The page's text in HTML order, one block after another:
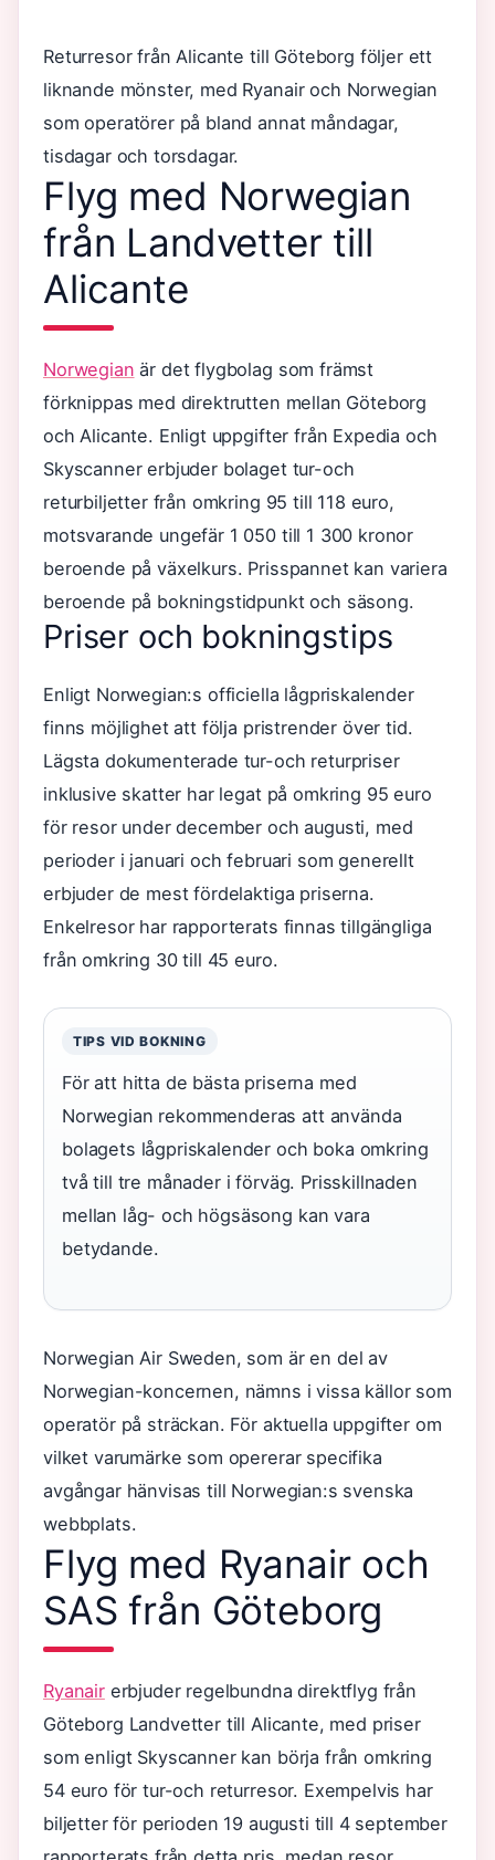
Returresor från Alicante till Göteborg följer ett
liknande mönster, med Ryanair och Norwegian
som operatörer på bland annat måndagar,
tisdagar och torsdagar.
Flyg med Norwegian
från Landvetter till
Alicante
Norwegian är det flygbolag som främst
förknippas med direktrutten mellan Göteborg
och Alicante. Enligt uppgifter från Expedia och
Skyscanner erbjuder bolaget tur-och
returbiljetter från omkring 95 till 118 euro,
motsvarande ungefär 1 050 till 1 300 kronor
beroende på växelkurs. Prisspannet kan variera
beroende på bokningstidpunkt och säsong.
Priser och bokningstips
Enligt Norwegian:s officiella lågpriskalender
finns möjlighet att följa pristrender över tid.
Lägsta dokumenterade tur-och returpriser
inklusive skatter har legat på omkring 95 euro
för resor under december och augusti, med
perioder i januari och februari som generellt
erbjuder de mest fördelaktiga priserna.
Enkelresor har rapporterats finnas tillgängliga
från omkring 30 till 45 euro.
TIPS VID BOKNING
För att hitta de bästa priserna med
Norwegian rekommenderas att använda
bolagets lågpriskalender och boka omkring
två till tre månader i förväg. Prisskillnaden
mellan låg- och högsäsong kan vara
betydande.
Norwegian Air Sweden, som är en del av
Norwegian-koncernen, nämns i vissa källor som
operatör på sträckan. För aktuella uppgifter om
vilket varumärke som opererar specifika
avgångar hänvisas till Norwegian:s svenska
webbplats.
Flyg med Ryanair och
SAS från Göteborg
Ryanairerbjuder regelbundna direktflyg från
Göteborg Landvetter till Alicante, med priser
som enligt Skyscanner kan börja från omkring
54 euro för tur-och returresor. Exempelvis har
biljetter för perioden 19 augusti till 4 september